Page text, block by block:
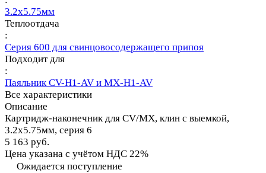
3.2х5.75мм
Теплоотдача
:
Серия 600 для свинцовосодержащего припоя
Подходит для
:
Паяльник CV-H1-AV и MX-H1-AV
Все характеристики
Описание
Картридж-наконечник для СV/MX, клин с выемкой,
3.2х5.75мм, серия 6
5 163 руб.
Цена указана с учётом НДС 22%
Ожидается поступление